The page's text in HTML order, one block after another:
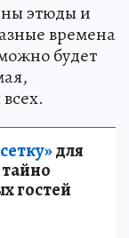
этюды и
времена
будет
для
гостей